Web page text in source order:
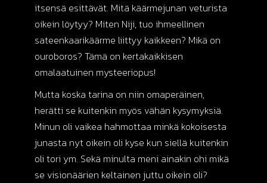
itsensä esittävät. Mitä käärmejunan veturista
oikein löytyy? Miten Niji, tuo ihmeellinen
sateenkaarikäärme liittyy kaikkeen? Mikä on
ouroboros? Tämä on kertakaikkisen
omalaatuinen mysteeriopus!
Mutta koska tarina on niin omaperäinen,
herätti se kuitenkin myös vähän kysymyksiä.
Minun oli vaikea hahmottaa minkä kokoisesta
junasta nyt oikein oli kyse kun siellä kuitenkin
oli tori ym. Sekä minulta meni ainakin ohi mikä
se visionäärien keltainen juttu oikein oli?